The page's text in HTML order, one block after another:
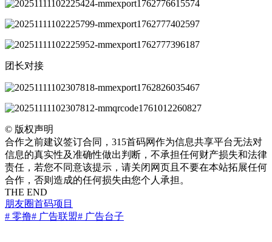
团长对接
© 版权声明
合作之前建议签订合同，315首码网作为信息共享平台无法对
信息的真实性及准确性做出判断，不承担任何财产损失和法律
责任，若您不同意该提示，请关闭网页且不要在本站拓展任何
合作，否则造成的任何损失由您个人承担。
THE END
朋友圈首码项目
# 零撸# 广告联盟# 广告台子